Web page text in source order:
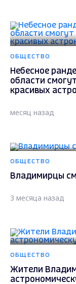
ОБЩЕСТВО
Небесное
области
красивых
месяц назад
ОБЩЕСТВО
Владимирцы
3 месяца назад
ОБЩЕСТВО
Жители